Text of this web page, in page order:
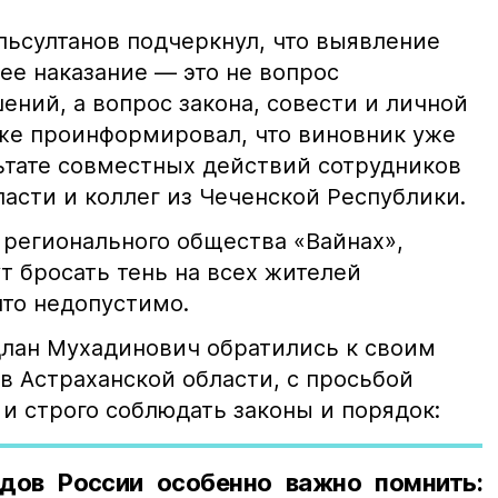
подчеркнул, что выявление
наказание — это не вопрос
а вопрос закона, совести и личной
проинформировал, что виновник уже
совместных действий сотрудников
и коллег из Чеченской Республики.
общества «Вайнах»,
бросать тень на всех жителей
недопустимо.
Мухадинович обратились к своим
области, с просьбой
строго соблюдать законы и порядок:
России особенно важно помнить: